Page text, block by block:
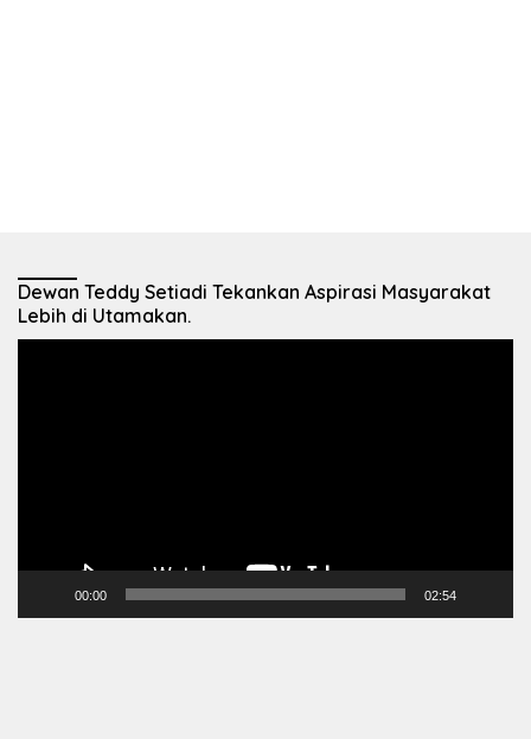
Dewan Teddy Setiadi Tekankan Aspirasi Masyarakat
Lebih di Utamakan.
00:00 02:54